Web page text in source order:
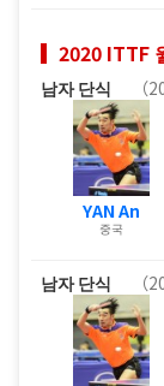
2020 ITTF
남자 단식 （
YAN An
중국
남자 단식 （